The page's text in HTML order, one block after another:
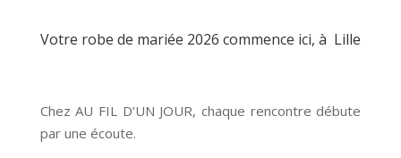
Votre robe de mariée 2026 commence ici, à Lille
Chez AU FIL D’UN JOUR, chaque rencontre débute
par une écoute.